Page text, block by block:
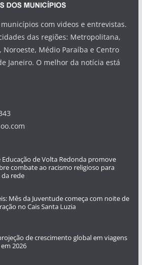
com videos e entrevistas.
das regiões: Metropolitana,
Noroeste, Médio Paraíba e Centro
Janeiro. O melhor da notícia está
Educação de Volta Redonda promove
combate ao racismo religioso para
rede
Mês da Juventude começa com noite de
no Cais Santa Luzia
de crescimento global em viagens
2026